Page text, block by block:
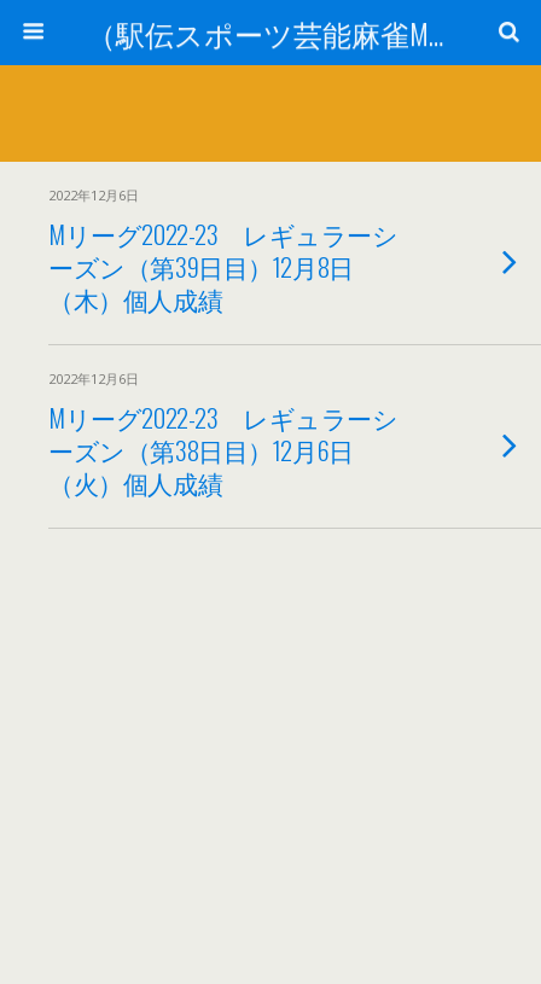
（駅伝スポーツ芸能麻雀Mリーグ）ニュース
2022年12月6日
Mリーグ2022-23 レギュラーシ
ーズン（第39日目）12月8日
（木）個人成績
2022年12月6日
Mリーグ2022-23 レギュラーシ
ーズン（第38日目）12月6日
（火）個人成績